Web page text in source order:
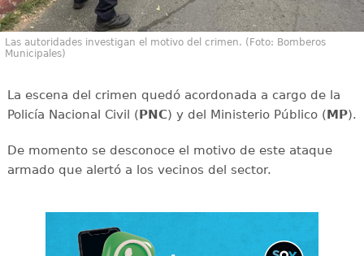
Las autoridades investigan el motivo del crimen. (Foto: Bomberos
Municipales)
La escena del crimen quedó acordonada a cargo de la
Policía Nacional Civil (PNC) y del Ministerio Público (MP).
De momento se desconoce el motivo de este ataque
armado que alertó a los vecinos del sector.